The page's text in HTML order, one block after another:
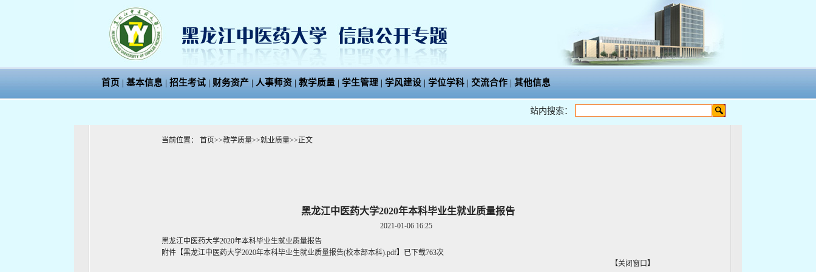
首页 | 基本信息 | 招生考试 | 财务资产 | 人事师资 | 教学质量 | 学生管理 | 学风建设 | 学位学科 | 交流合作 | 其他信息
站内搜索：
当前位置： 首页>>教学质量>>就业质量>>正文
黑龙江中医药大学2020年本科毕业生就业质量报告
2021-01-06 16:25
黑龙江中医药大学2020年本科毕业生就业质量报告
附件【黑龙江中医药大学2020年本科毕业生就业质量报告(校本部本科).pdf】 已下载763次
【关闭窗口】